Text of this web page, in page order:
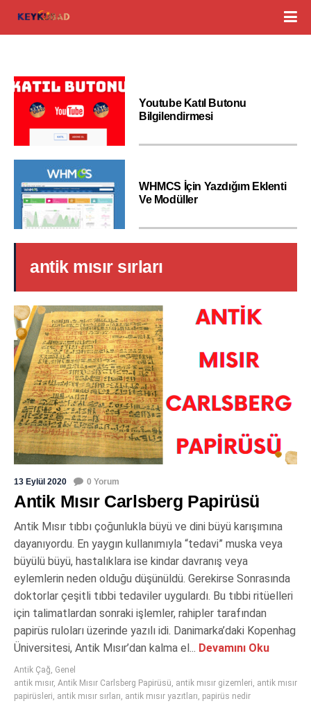
Youtube Katıl Butonu
Bilgilendirmesi
WHMCS İçin Yazdığım Eklenti
Ve Modüller
antik mısır sırları
13 Eylül 2020 0 Yorum
Antik Mısır Carlsberg Papirüsü
Antik Mısır tıbbı çoğunlukla büyü ve dini büyü karışımına
dayanıyordu. En yaygın kullanımıyla “tedavi” muska veya
büyülü büyü, hastalıklara ise kindar davranış veya
eylemlerin neden olduğu düşünüldü. Gerekirse Sonrasında
doktorlar çeşitli tıbbi tedaviler uygulardı. Bu tıbbi ritüelleri
için talimatlardan sonraki işlemler, rahipler tarafından
papirüs ruloları üzerinde yazılı idi. Danimarka’daki Kopenhag
Üniversitesi, Antik Mısır’dan kalma el... Devamını Oku
Antik Çağ, Genel
antik mısır, Antik Mısır Carlsberg Papirüsü, antik mısır gizemleri, antik mısır
papirüsleri, antik mısır sırları, antik mısır yazıtları, papirüs nedir